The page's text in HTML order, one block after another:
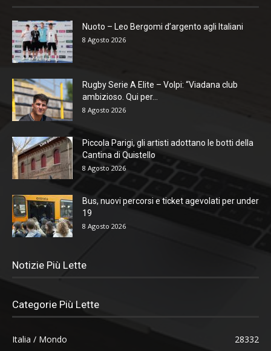
Nuoto – Leo Bergomi d’argento agli Italiani
8 Agosto 2026
Rugby Serie A Elite – Volpi: “Viadana club
ambizioso. Qui per...
8 Agosto 2026
Piccola Parigi, gli artisti adottano le botti della
Cantina di Quistello
8 Agosto 2026
Bus, nuovi percorsi e ticket agevolati per under
19
8 Agosto 2026
Notizie Più Lette
Categorie Più Lette
Italia / Mondo
28332